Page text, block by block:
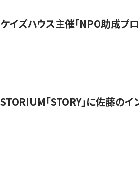
ケイズハウス主催「NPO助成プ
STORIUM「STORY」に佐藤の